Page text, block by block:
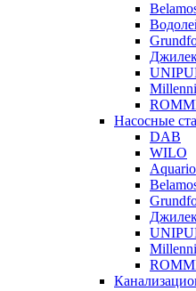
Насосные
DAB
WILO
Aquario